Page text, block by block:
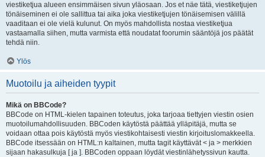
viestiketjua alueen ensimmäisen sivun yläosaan. Jos et näe tätä, viestiketjujen
tönäiseminen ei ole sallittua tai aika joka viestiketjujen tönäisemisen välillä
vaaditaan ei ole vielä kulunut. On myös mahdollista nostaa viestiketjua
vastaamalla siihen, mutta varmista että noudatat foorumin sääntöjä jos päätät
tehdä niin.
Ylös
Muotoilu ja aiheiden tyypit
Mikä on BBCode?
BBCode on HTML-kielen tapainen toteutus, joka tarjoaa tiettyjen viestin osien
muotoilumahdollisuuden. BBCoden käytöstä päättää ylläpitäjä, mutta se
voidaan ottaa pois käytöstä myös viestikohtaisesti viestin kirjoituslomakkeella.
BBCode itsessään on HTML:n kaltainen, mutta tagit käyttävät < ja > merkkien
sijaan hakasulkuja [ ja ]. BBCoden oppaan löydät viestinlähetyssivun kautta.